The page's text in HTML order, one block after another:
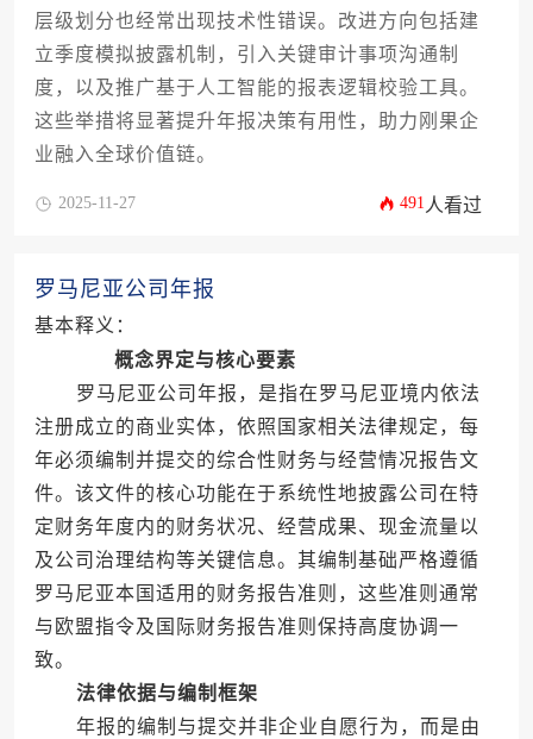
层级划分也经常出现技术性错误。改进方向包括建
立季度模拟披露机制，引入关键审计事项沟通制
度，以及推广基于人工智能的报表逻辑校验工具。
这些举措将显著提升年报决策有用性，助力刚果企
业融入全球价值链。
2025-11-27 491 人看过
罗马尼亚公司年报
基本释义：
概念界定与核心要素
罗马尼亚公司年报，是指在罗马尼亚境内依法
注册成立的商业实体，依照国家相关法律规定，每
年必须编制并提交的综合性财务与经营情况报告文
件。该文件的核心功能在于系统性地披露公司在特
定财务年度内的财务状况、经营成果、现金流量以
及公司治理结构等关键信息。其编制基础严格遵循
罗马尼亚本国适用的财务报告准则，这些准则通常
与欧盟指令及国际财务报告准则保持高度协调一
致。
法律依据与编制框架
年报的编制与提交并非企业自愿行为，而是由